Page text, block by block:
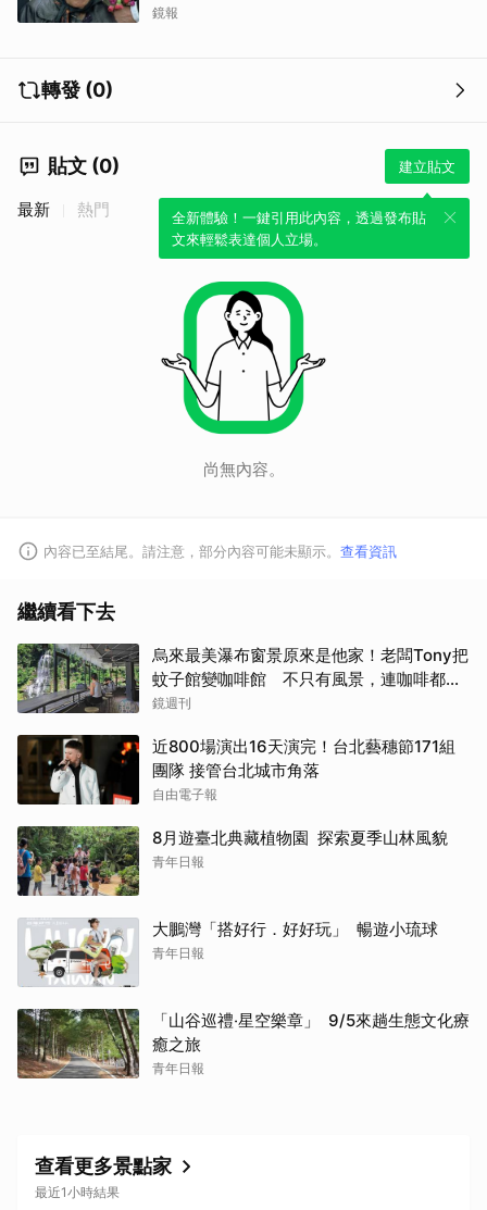
鏡報
轉發 (0)
貼文 (0) 建立貼文
全新體驗！一鍵引用此內容，透過發布貼
文來輕鬆表達個人立場。
最新 熱門
尚無內容。
內容已至結尾。請注意，部分內容可能未顯示。 查看資訊
繼續看下去
烏來最美瀑布窗景原來是他家！老闆Tony把
蚊子館變咖啡館 不只有風景，連咖啡都好
喝到讓人想再來
鏡週刊
近800場演出16天演完！台北藝穗節171組
團隊 接管台北城市角落
自由電子報
8月遊臺北典藏植物園 探索夏季山林風貌
青年日報
大鵬灣「搭好行．好好玩」 暢遊小琉球
青年日報
「山谷巡禮‧星空樂章」 9/5來趟生態文化療
癒之旅
青年日報
查看更多景點家
最近1小時結果